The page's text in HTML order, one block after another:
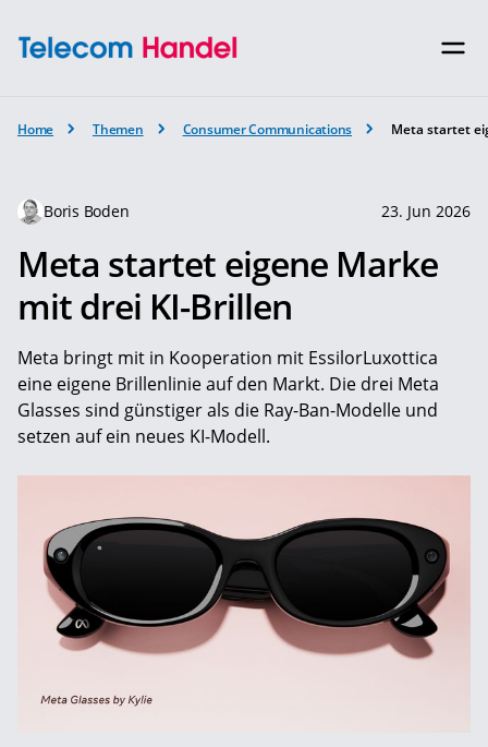
Home Themen Consumer Communications Meta startet
Boris Boden 23. Jun 2026
Meta startet eigene Marke
mit drei KI-Brillen
Meta bringt mit in Kooperation mit EssilorLuxottica
eine eigene Brillenlinie auf den Markt. Die drei Meta
Glasses sind günstiger als die Ray-Ban-Modelle und
setzen auf ein neues KI-Modell.